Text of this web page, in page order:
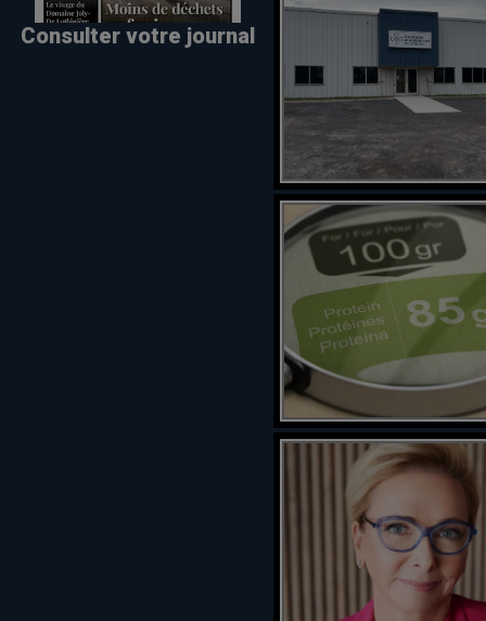
Consulter votre journal